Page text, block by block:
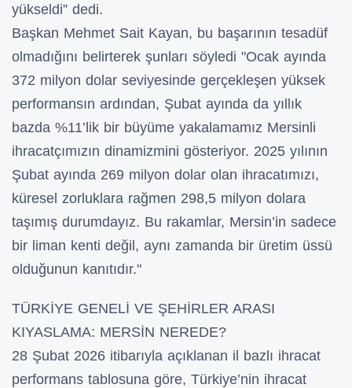
yükseldi” dedi.
Başkan Mehmet Sait Kayan, bu başarının tesadüf
olmadığını belirterek şunları söyledi "Ocak ayında
372 milyon dolar seviyesinde gerçekleşen yüksek
performansın ardından, Şubat ayında da yıllık
bazda %11’lik bir büyüme yakalamamız Mersinli
ihracatçımızın dinamizmini gösteriyor. 2025 yılının
Şubat ayında 269 milyon dolar olan ihracatımızı,
küresel zorluklara rağmen 298,5 milyon dolara
taşımış durumdayız. Bu rakamlar, Mersin’in sadece
bir liman kenti değil, aynı zamanda bir üretim üssü
olduğunun kanıtıdır."
TÜRKİYE GENELİ VE ŞEHİRLER ARASI
KIYASLAMA: MERSİN NEREDE?
28 Şubat 2026 itibarıyla açıklanan il bazlı ihracat
performans tablosuna göre, Türkiye’nin ihracat